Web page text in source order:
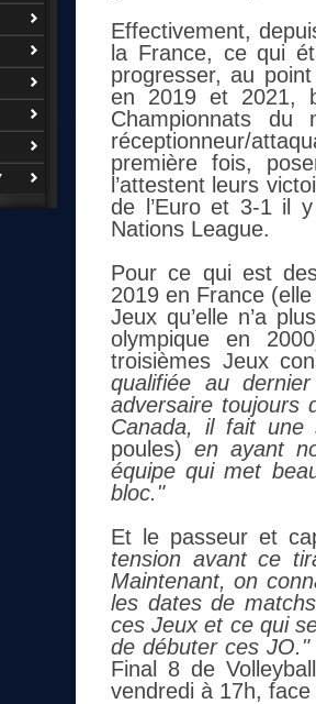
Effectivement,
la France, ce qui
progresser, au
en 2019 et 2021,
Championnats du
réceptionneur/
première fois,
l’attestent leurs
de l’Euro et 3-1 il
Nations League.
Pour ce qui est
2019 en France
Jeux qu’elle n’a
olympique en
troisièmes Jeux
qualifiée au
adversaire toujours
Canada, il fait une
poules) en ayant
équipe qui met
bloc."
Et le passeur et
tension avant ce
Maintenant, on
les dates de matchs
ces Jeux et ce qui
de débuter ces JO."
Final 8 de
vendredi à 17h,